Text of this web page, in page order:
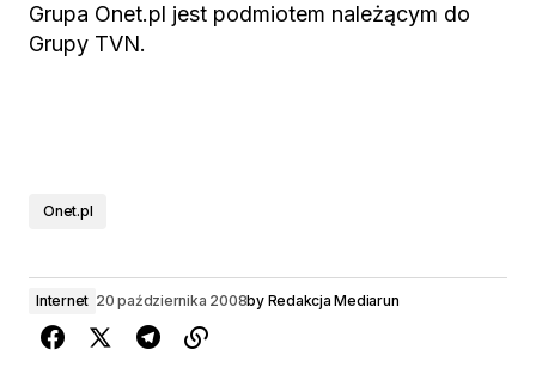
Grupa Onet.pl jest podmiotem należącym do
Grupy TVN.
Onet.pl
Internet 20 października 2008by Redakcja Mediarun